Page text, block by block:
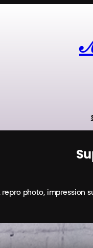
photo, impression